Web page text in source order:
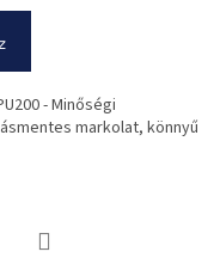
- Minőségi
markolat, könnyű